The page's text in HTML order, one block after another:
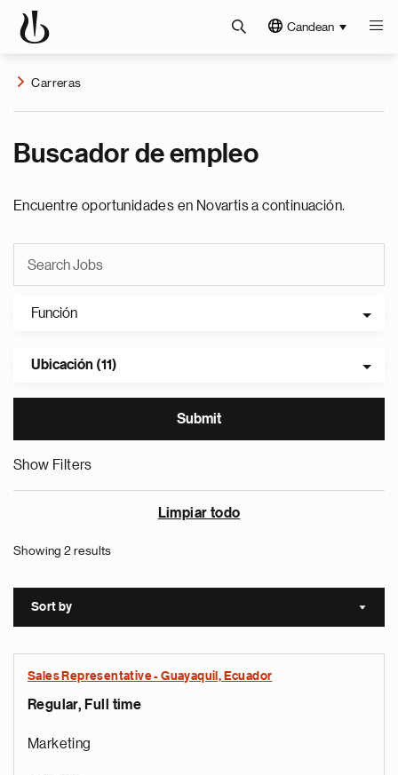
Candean
Carreras
Buscador de empleo
Encuentre oportunidades en Novartis a continuación.
Función
Ubicación (11)
Show Filters
Limpiar todo
Showing 2 results
Sort by Sort
Sales Representative - Guayaquil, Ecuador
Regular, Full time
Marketing